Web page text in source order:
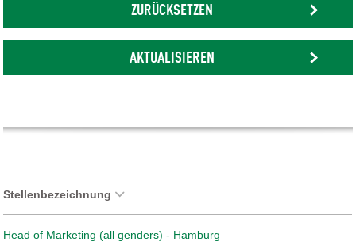
ZURÜCKSETZEN
AKTUALISIEREN
Stellenbezeichnung
Head of Marketing (all genders) - Hamburg